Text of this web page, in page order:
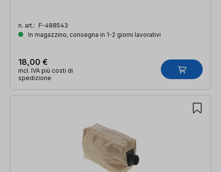
n. art.: F-488543
In magazzino, consegna in 1-2 giorni lavorativi
18,00 €
incl. IVA più costi di
spedizione